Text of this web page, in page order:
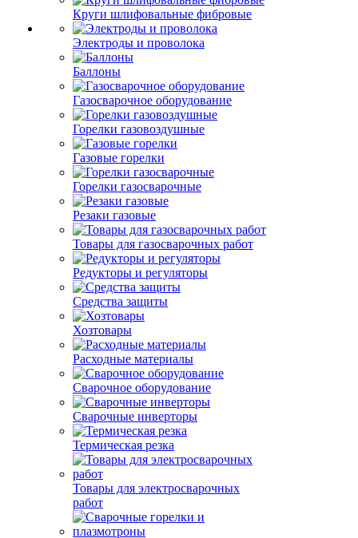
Круги шлифовальные фибровые
Электроды и проволока
Баллоны
Газосварочное оборудование
Горелки газовоздушные
Газовые горелки
Горелки газосварочные
Резаки газовые
Товары для газосварочных работ
Редукторы и регуляторы
Средства защиты
Хозтовары
Расходные материалы
Сварочное оборудование
Сварочные инверторы
Термическая резка
Товары для электросварочных
работ